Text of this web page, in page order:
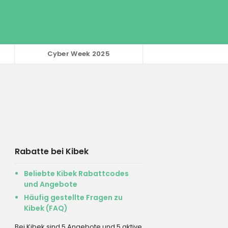
Cyber Week 2025
Rabatte bei Kibek
Beliebte Kibek Rabattcodes
und Angebote
Häufig gestellte Fragen zu
Kibek (FAQ)